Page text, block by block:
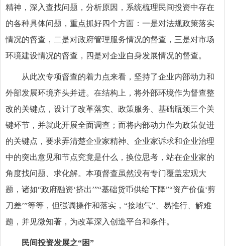
精神，深入查找问题，分析原因，系统梳理民间投资中存在
的各种具体问题，重点抓好四个方面：一是对法规政策落实
情况的督查，二是对政府管理服务情况的督查，三是对市场
环境建设情况的督查，四是对企业自身发展情况的督查。
从此次专项督查的着力点来看，坚持了企业内部动力和
外部发展环境齐头并进。在结构上，将外部环境作为督查整
改的关键点，设计了改革落实、政策服务、基础瓶颈三个关
键环节，并就此开展全面调查；而将内部动力作为政策促进
的关键点，要求弄清楚企业家精神、企业家诉求和企业治理
中的突出意见和节点究竟是什么，换位思考，站在企业家的
角度找问题、求化解。本项督查虽然没有专门覆盖宏观大
题，诸如“政府融资‘挤出’”“基础货币供给下降”“资产价值‘剪
刀差’”等等，但强调操作和落实，“接地气”、易推行、解难
题，并见微知著，为改革深入创造平台和条件。
民间投资发展之“困”